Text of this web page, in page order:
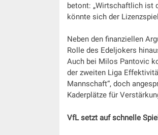
betont: „Wirtschaftlich ist
könnte sich der
Neben den finanziellen
Rolle des Edeljokers
Auch bei Milos Pantovic
der zweiten Liga
Mannschaft“, doch
Kaderplätze für
VfL setzt auf schnelle